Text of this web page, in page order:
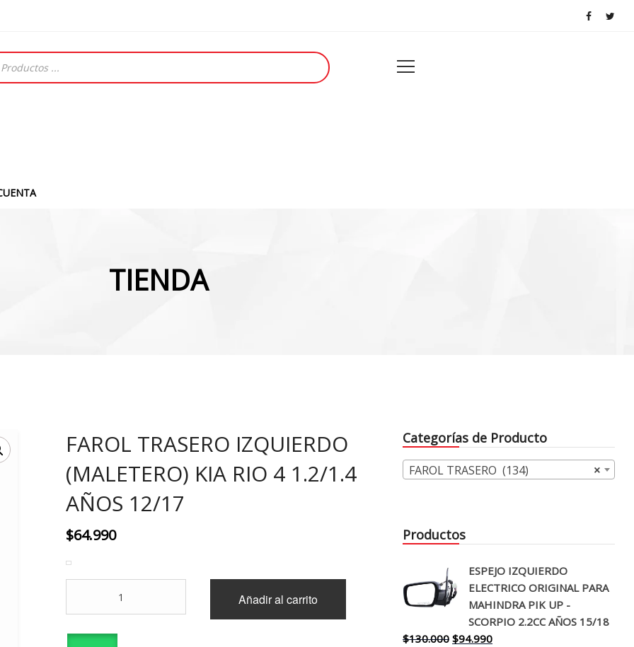
TIENDA
FAROL TRASERO IZQUIERDO
(MALETERO) KIA RIO 4 1.2/1.4
AÑOS 12/17
$64.990
IZQUIERDO
(MALETERO)
Añadir al carrito
Categorías de Producto
×
FAROL TRASERO (134)
Productos
ESPEJO IZQUIERDO
ELECTRICO ORIGINAL PARA
MAHINDRA PIK UP -
SCORPIO 2.2CC AÑOS 15/18
$130.000 El
$94.990El